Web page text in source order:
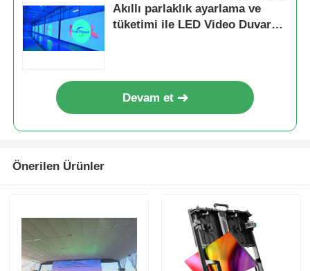
Akıllı parlaklık ayarlama ve
tüketimi ile LED Video Duvar
Devam et
Önerilen Ürünler